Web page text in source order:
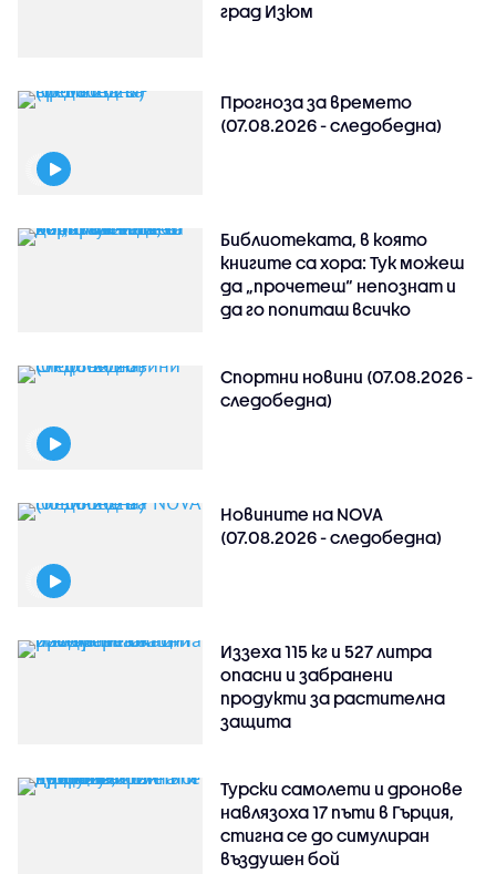
град Изюм
Прогноза за времето
(07.08.2026 - следобедна)
Библиотеката, в която
книгите са хора: Тук можеш
да „прочетеш“ непознат и
да го попиташ всичко
Спортни новини (07.08.2026 -
следобедна)
Новините на NOVA
(07.08.2026 - следобедна)
Иззеха 115 кг и 527 литра
опасни и забранени
продукти за растителна
защита
Турски самолети и дронове
навлязоха 17 пъти в Гърция,
стигна се до симулиран
въздушен бой